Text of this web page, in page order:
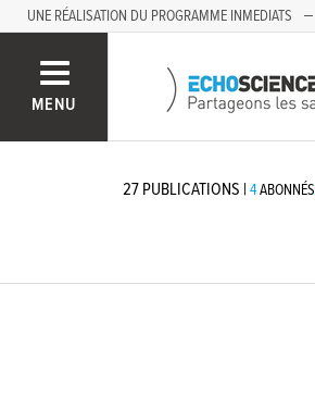
UNE RÉALISATION DU PROGRAMME INMEDIATS
MENU
27PUBLICATIONS |4ABONNÉS